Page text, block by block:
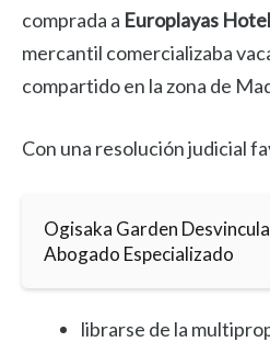
comprada a Europlayas
mercantil comercializaba
compartido en la zona de
Con una resolución judicial
Ogisaka Garden
Abogado Especializado
librarse de la